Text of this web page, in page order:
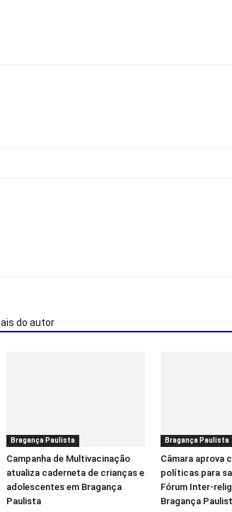
do autor
Bragança Paulista
Campanha de Multivacinação
atualiza caderneta de crianças e
adolescentes em Bragança
Paulista
Bragança Paulista
Câmara aprova
políticas para
Fórum Inter-
Bragança